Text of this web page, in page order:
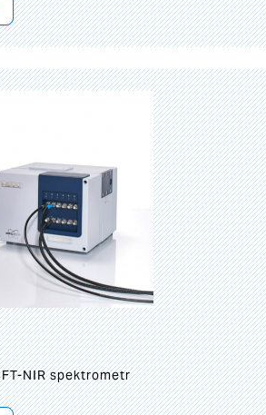
NIR spektrometr